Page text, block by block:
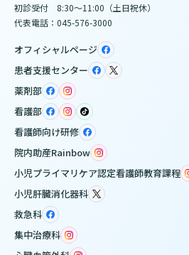
初診受付 8:30～11:00（土日祝休）
代表電話：045-576-3000
オフィシャルページ
患者支援センター
薬剤部
看護部
看護師向け研修
院内助産Rainbow
小児プライマリケア認定看護師教育課程
小児肝臓消化器科
救急科
集中治療科